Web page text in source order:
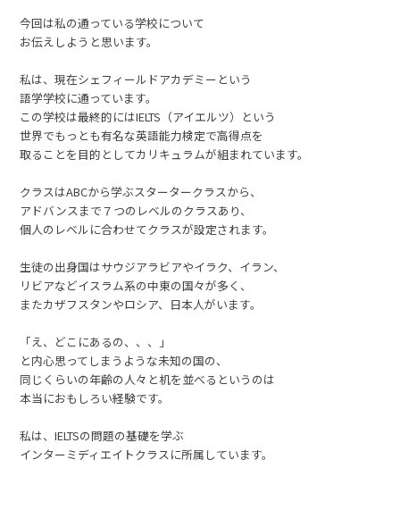
今回は私の通っている学校について
お伝えしようと思います。
私は、現在シェフィールドアカデミーという
語学学校に通っています。
この学校は最終的にはIELTS（アイエルツ）という
世界でもっとも有名な英語能力検定で高得点を
取ることを目的としてカリキュラムが組まれています。
クラスはABCから学ぶスタータークラスから、
アドバンスまで７つのレベルのクラスあり、
個人のレベルに合わせてクラスが設定されます。
生徒の出身国はサウジアラビアやイラク、イラン、
リビアなどイスラム系の中東の国々が多く、
またカザフスタンやロシア、日本人がいます。
「え、どこにあるの、、、」
と内心思ってしまうような未知の国の、
同じくらいの年齢の人々と机を並べるというのは
本当におもしろい経験です。
私は、IELTSの問題の基礎を学ぶ
インターミディエイトクラスに所属しています。